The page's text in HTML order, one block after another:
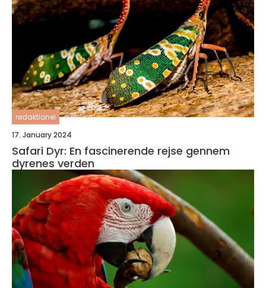
redaktionel
17. January 2024
Safari Dyr: En fascinerende rejse gennem
dyrenes verden